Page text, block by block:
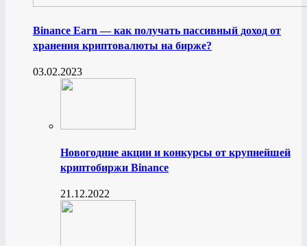
Binance Earn — как получать пассивный доход от
хранения криптовалюты на бирже?
03.02.2023
Новогодние акции и конкурсы от крупнейшей
криптобиржи Binance
21.12.2022